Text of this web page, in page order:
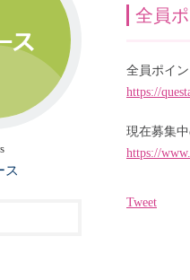
全員
全員ポイ
https://
現在募集
https://
Tweet
ス